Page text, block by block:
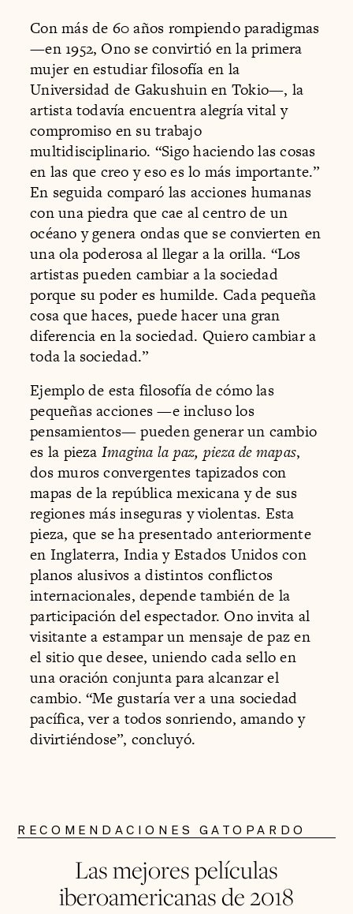
Con más de 60 años rompiendo paradigmas
—en 1952, Ono se convirtió en la primera
mujer en estudiar filosofía en la
Universidad de Gakushuin en Tokio—, la
artista todavía encuentra alegría vital y
compromiso en su trabajo
multidisciplinario. “Sigo haciendo las cosas
en las que creo y eso es lo más importante.”
En seguida comparó las acciones humanas
con una piedra que cae al centro de un
océano y genera ondas que se convierten en
una ola poderosa al llegar a la orilla. “Los
artistas pueden cambiar a la sociedad
porque su poder es humilde. Cada pequeña
cosa que haces, puede hacer una gran
diferencia en la sociedad. Quiero cambiar a
toda la sociedad.”
Ejemplo de esta filosofía de cómo las
pequeñas acciones —e incluso los
pensamientos— pueden generar un cambio
es la pieza Imagina la paz, pieza de mapas,
dos muros convergentes tapizados con
mapas de la república mexicana y de sus
regiones más inseguras y violentas. Esta
pieza, que se ha presentado anteriormente
en Inglaterra, India y Estados Unidos con
planos alusivos a distintos conflictos
internacionales, depende también de la
participación del espectador. Ono invita al
visitante a estampar un mensaje de paz en
el sitio que desee, uniendo cada sello en
una oración conjunta para alcanzar el
cambio. “Me gustaría ver a una sociedad
pacífica, ver a todos sonriendo, amando y
divirtiéndose”, concluyó.
RECOMENDACIONES GATOPARDO
Las mejores películas
iberoamericanas de 2018